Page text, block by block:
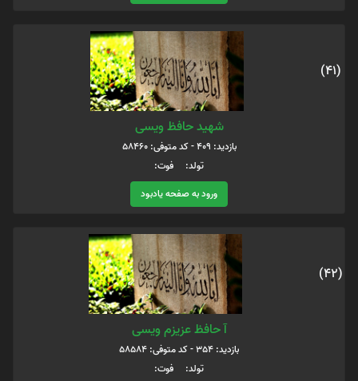
(41)
شهید حافظ ویسی
بازدید: 409 - کد متوفی: 58460
تولد: فوت:
ورود به صفحه یادبود
(42)
آ حافظ عزیزم ویسی
بازدید: 354 - کد متوفی: 58584
تولد: فوت: